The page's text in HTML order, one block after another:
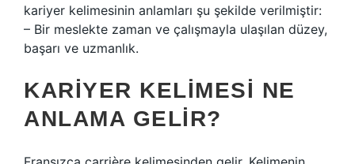
kariyer kelimesinin anlamları şu şekilde verilmiştir:
– Bir meslekte zaman ve çalışmayla ulaşılan düzey,
başarı ve uzmanlık.
KARIYER KELIMESI NE
ANLAMA GELIR?